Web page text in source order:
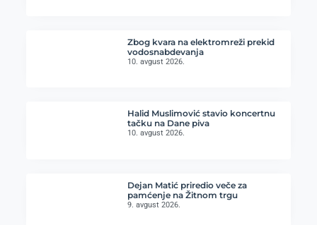
Zbog kvara na elektromreži prekid
vodosnabdevanja
10. avgust 2026.
Halid Muslimović stavio koncertnu
tačku na Dane piva
10. avgust 2026.
Dejan Matić priredio veče za
pamćenje na Žitnom trgu
9. avgust 2026.